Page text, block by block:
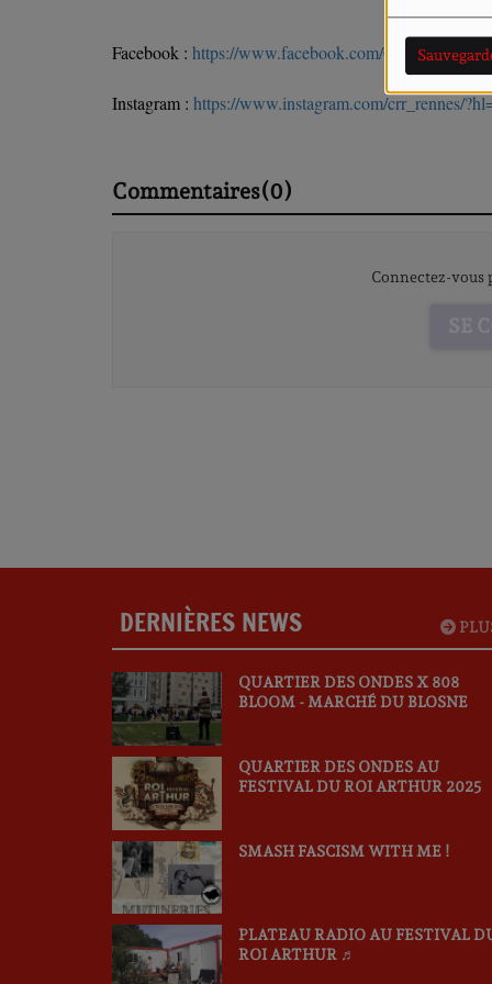
Facebook : https://www.facebook.com/
Instagram : https://www.instagram.com/crr_rennes/
Commentaires(0)
Connectez-vous
DERNIÈRES NEWS
QUARTIER DES ONDES X 808
BLOOM - MARCHÉ DU BLOSNE
QUARTIER DES ONDES AU
FESTIVAL DU ROI ARTHUR 2025
SMASH FASCISM WITH ME !
PLATEAU RADIO AU FESTIVAL
ROI ARTHUR ♬